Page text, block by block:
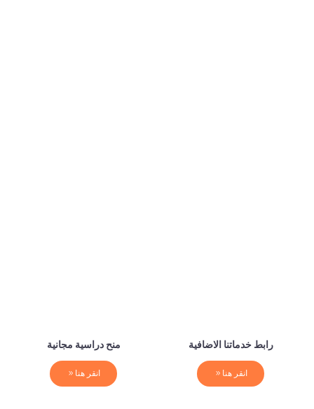
رابط خدماتنا الاضافية
انقر هنا
منح دراسية مجانية
انقر هنا